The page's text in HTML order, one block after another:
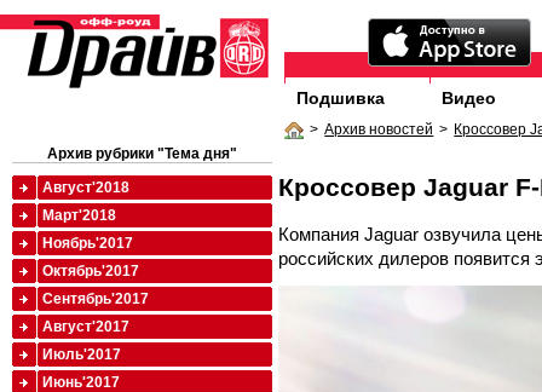
Подшивка Видео
> Архив новостей > Кроссовер
Кроссовер Jaguar
Компания Jaguar озвучила
российских дилеров появится
Архив рубрики "Тема дня"
Август'2018
Март'2018
Ноябрь'2017
Октябрь'2017
Сентябрь'2017
Август'2017
Июль'2017
Июнь'2017